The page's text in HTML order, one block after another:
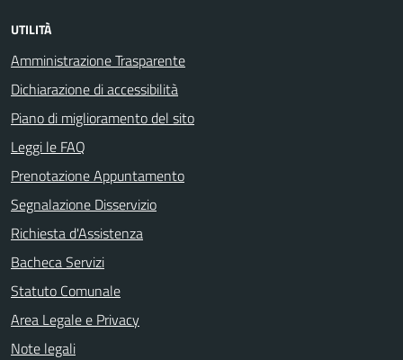
UTILITÀ
Amministrazione Trasparente
Dichiarazione di accessibilità
Piano di miglioramento del sito
Leggi le FAQ
Prenotazione Appuntamento
Segnalazione Disservizio
Richiesta d'Assistenza
Bacheca Servizi
Statuto Comunale
Area Legale e Privacy
Note legali